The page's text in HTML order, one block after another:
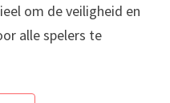
om de veiligheid en
alle spelers te